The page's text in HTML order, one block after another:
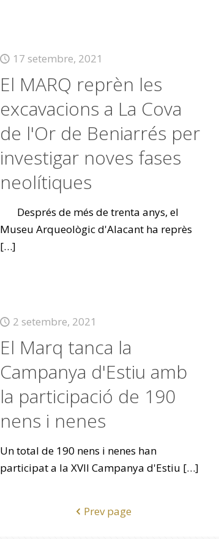
17 setembre, 2021
El MARQ reprèn les
excavacions a La Cova
de l'Or de Beniarrés per
investigar noves fases
neolítiques
Després de més de trenta anys, el
Museu Arqueològic d'Alacant ha reprès
[…]
2 setembre, 2021
El Marq tanca la
Campanya d'Estiu amb
la participació de 190
nens i nenes
Un total de 190 nens i nenes han
participat a la XVII Campanya d'Estiu […]
Prev page